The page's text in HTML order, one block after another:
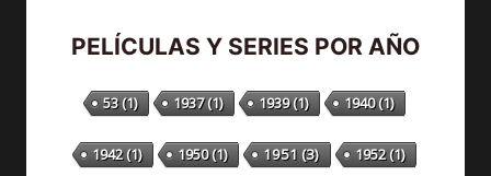
PELÍCULAS Y SERIES POR AÑO
53(1) 1937(1) 1939(1) 1940(1)
1942(1) 1950(1) 1951 (3) 1952(1)